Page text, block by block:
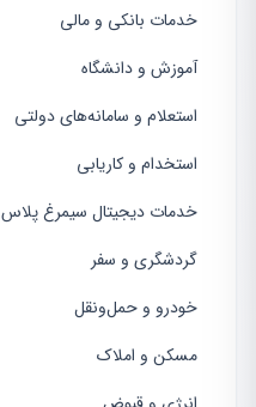
خدمات بانکی و مالی
آموزش و دانشگاه
استعلام و سامانه‌های دولتی
استخدام و کاریابی
خدمات دیجیتال سیمرغ پلاس
گردشگری و سفر
خودرو و حمل‌ونقل
مسکن و املاک